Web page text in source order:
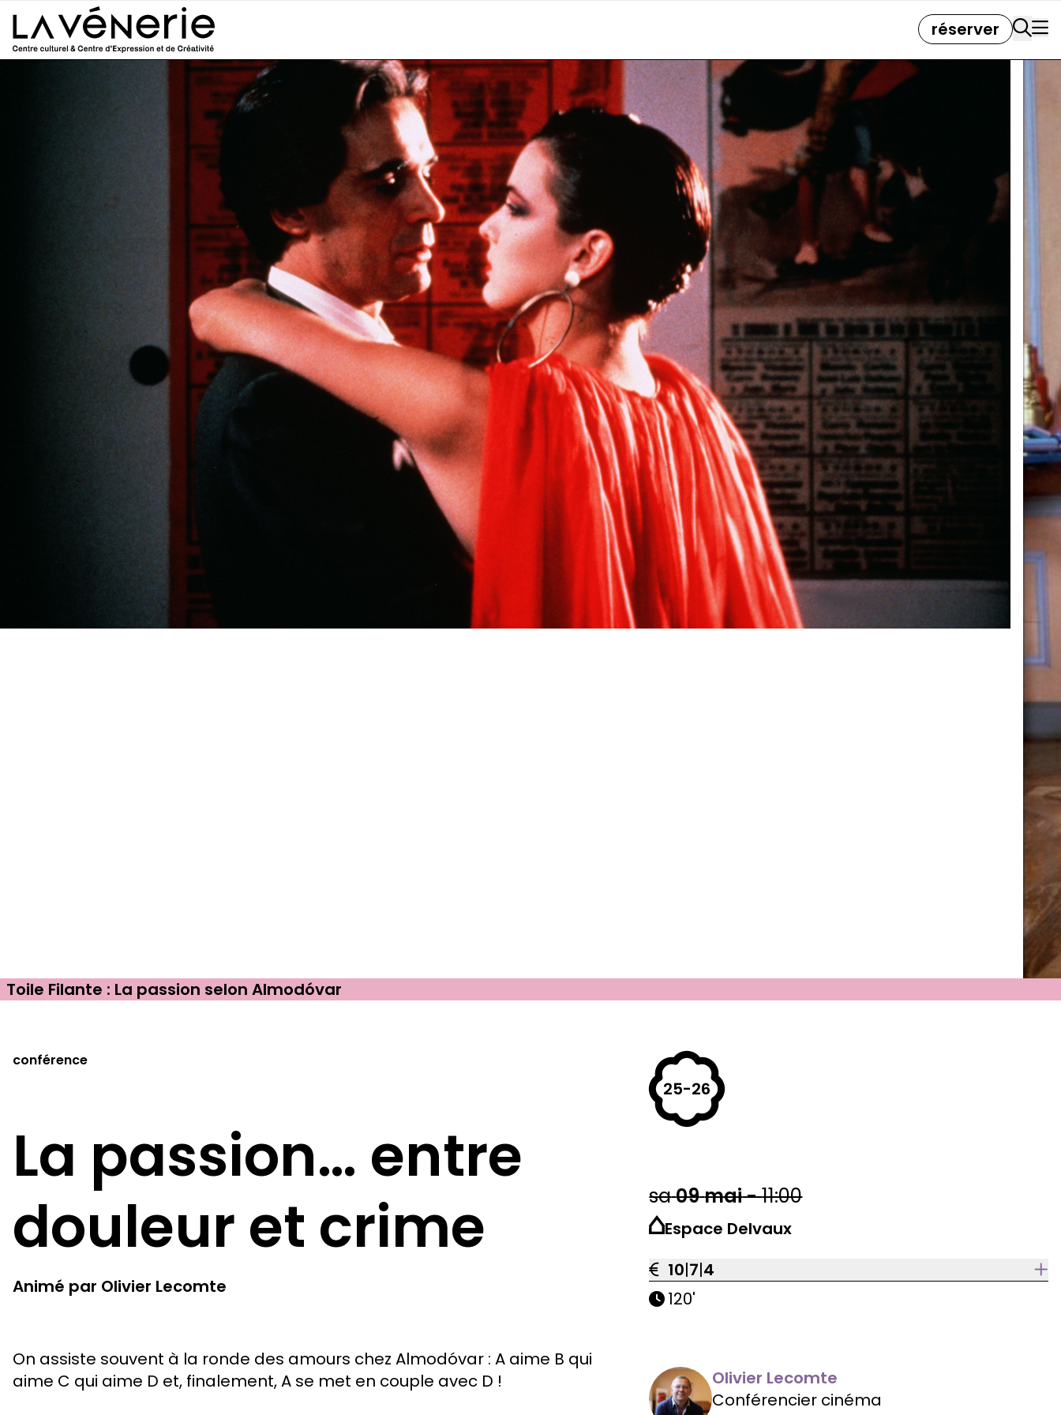
Aller au contenu principal
réserver
Toile Filante : La passion selon Almodóvar
conférence
La passion… entre
douleur et crime
Animé par Olivier Lecomte
On assiste souvent à la ronde des amours chez Almodóvar : A aime B qui
aime C qui aime D et, finalement, A se met en couple avec D !
25-26
sa09mai-11:00
Espace Delvaux
10|7|4
120'
Olivier Lecomte
Conférencier cinéma